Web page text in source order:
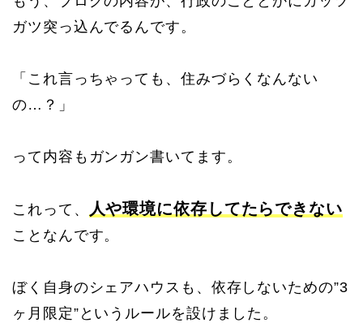
ガツ突っ込んでるんです。
「これ言っちゃっても、住みづらくなんない
の…？」
って内容もガンガン書いてます。
これって、 人や環境に依存してたらできない
ことなんです。
ぼく自身のシェアハウスも、依存しないための”3
ヶ月限定”というルールを設けました。